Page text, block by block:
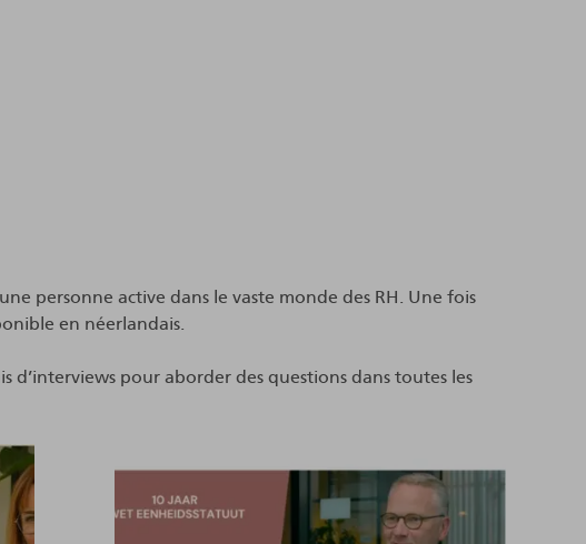
personne active dans le vaste monde des RH. Une fois
en néerlandais.
d’interviews pour aborder des questions dans toutes les